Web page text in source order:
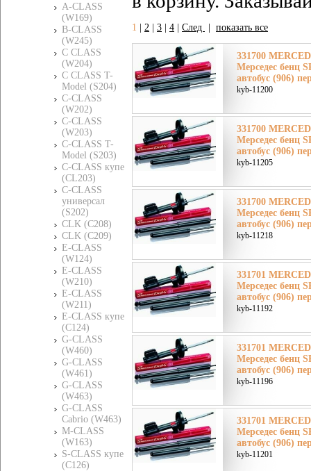
A-CLASS
(W169)
B-CLASS
(W245)
C CLASS
(W204)
C CLASS T-
Model (S204)
C-CLASS
(W202)
C-CLASS
(W203)
C-CLASS T-
Model (S203)
C-CLASS купе
(CL203)
C-CLASS
универсал
(S202)
CLK (C208)
CLK (C209)
E-CLASS
(W124)
E-CLASS
(W210)
E-CLASS
(W211)
E-CLASS купе
(C124)
G-CLASS
(W460)
G-CLASS
(W461)
G-CLASS
(W463)
G-CLASS
Cabrio (W463)
M-CLASS
(W163)
S-CLASS купе
(C126)
1 2 3 4 След показать все
331700
Мерседес бенц
автобус (906)
kyb-11200
331700
Мерседес бенц
автобус (906)
kyb-11205
331700
Мерседес бенц
автобус (906)
kyb-11218
331701
Мерседес бенц
автобус (906)
kyb-11192
331701
Мерседес бенц
автобус (906)
kyb-11196
331701
Мерседес бенц
автобус (906)
kyb-11201